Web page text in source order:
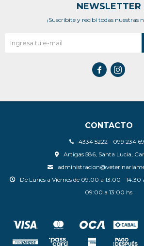
CONTACTO
4334 5222 - 099 234
Artigas 586, Santa Lucia,
De Lunes a Viernes de 09:00 a 13:00 - 14:30
09:00 a 13:00 hs
NEWSLETTER
¡Suscribite y recibí todas nuestras
 